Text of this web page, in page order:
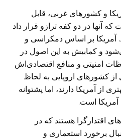
و کشورهای غربی، قابل
آنها در دو کفه ترازو قرار داد
آمریکا بر اساس دمکراسی و
و کمابیش به این اصول در
امنیتی و منافع اقتصادی‌اش
از کشورهای اروپایی به لحاظ
آمریکا دارند، اما پشتوانه
است.
اقتدارگرا هستند که در
برخورد استعماری و